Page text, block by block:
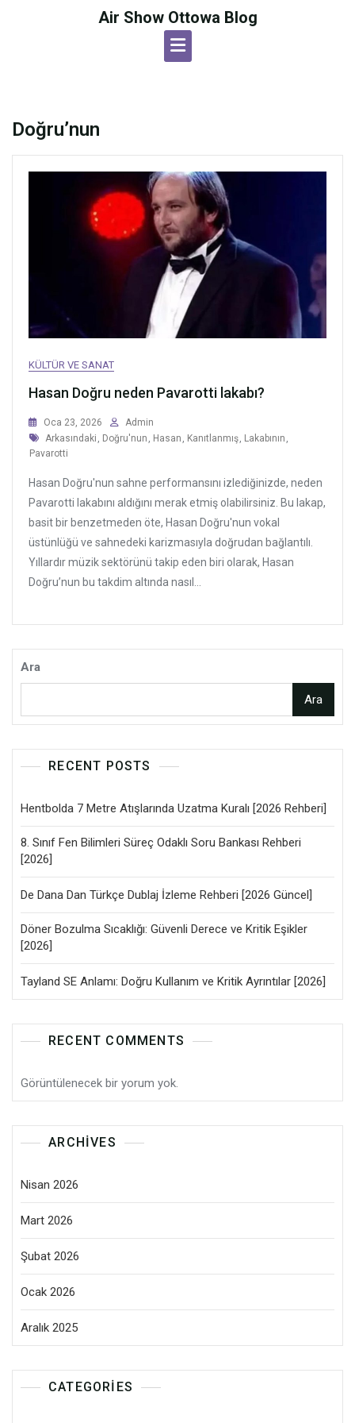
Air Show Ottowa Blog
Doğru’nun
KÜLTÜR VE SANAT
Hasan Doğru neden Pavarotti lakabı?
Oca 23, 2026
Admin
Tags
Arkasındaki , Doğru'nun , Hasan , Kanıtlanmış, Lakabının ,
Pavarotti
Hasan Doğru'nun sahne performansını izlediğinizde, neden
Pavarotti lakabını aldığını merak etmiş olabilirsiniz. Bu lakap,
basit bir benzetmeden öte, Hasan Doğru'nun vokal
üstünlüğü ve sahnedeki karizmasıyla doğrudan bağlantılı.
Yıllardır müzik sektörünü takip eden biri olarak, Hasan
Doğru’nun bu takdim altında nasıl...
Ara
Ara
RECENT POSTS
Hentbolda 7 Metre Atışlarında Uzatma Kuralı [2026 Rehberi]
8. Sınıf Fen Bilimleri Süreç Odaklı Soru Bankası Rehberi
[2026]
De Dana Dan Türkçe Dublaj İzleme Rehberi [2026 Güncel]
Döner Bozulma Sıcaklığı: Güvenli Derece ve Kritik Eşikler
[2026]
Tayland SE Anlamı: Doğru Kullanım ve Kritik Ayrıntılar [2026]
RECENT COMMENTS
Görüntülenecek bir yorum yok.
ARCHIVES
Nisan 2026
Mart 2026
Şubat 2026
Ocak 2026
Aralık 2025
CATEGORIES